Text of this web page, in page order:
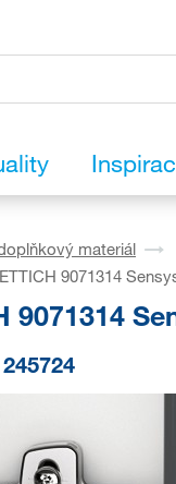
materiál
9071314
9071314
245724